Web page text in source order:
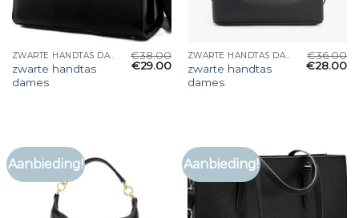
ZWARTE HANDTAS DAMES
zwarte handtas
dames
€38.00
€29.00
ZWARTE HANDTAS DAMES
zwarte handtas
dames
€36.00
€28.00
Aanbieding! Aanbieding!